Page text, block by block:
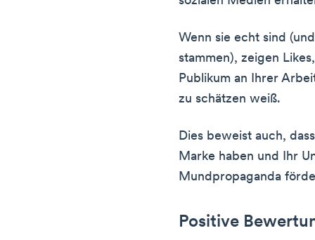
Wenn sie echt sind
stammen), zeigen
Publikum an Ihrer
zu schätzen weiß.
Dies beweist auch,
Marke haben und Ihr
Mundpropaganda
Positive